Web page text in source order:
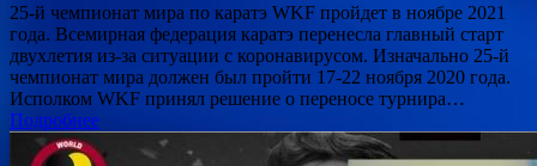
25-й чемпионат мира по каратэ WKF пройдет в ноябре 2021
года. Всемирная федерация каратэ перенесла главный старт
двухлетия из-за ситуации с коронавирусом. Изначально 25-й
чемпионат мира должен был пройти 17-22 ноября 2020 года.
Исполком WKF принял решение о переносе турнира…
Подробнее